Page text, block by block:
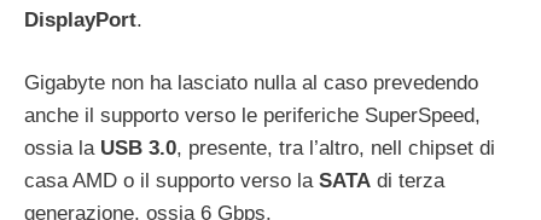
DisplayPort.
Gigabyte non ha lasciato nulla al caso prevedendo
anche il supporto verso le periferiche SuperSpeed,
ossia la USB 3.0, presente, tra l’altro, nell chipset di
casa AMD o il supporto verso la SATA di terza
generazione, ossia 6 Gbps.